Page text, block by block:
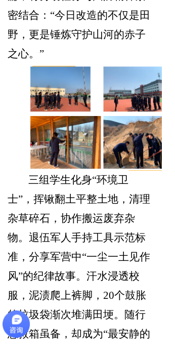
密结合：“今日改造的不仅是田
野，更是锤炼守护山河的赤子
之心。”
三组学生化身“环境卫
士”，挥锹翻土平整土地，清理
杂草碎石，协作搬运废弃杂
物。退伍军人手持工具示范标
准，分享军营中“一尘一土见作
风”的纪律故事。汗水浸透校
服，泥渍爬上裤脚，20个鼓胀
的垃圾袋渐次堆满田埂。随行
急救箱虽备，却成为“最安静的